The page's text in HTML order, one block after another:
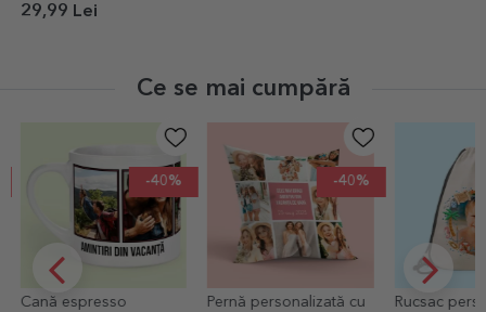
cu text - Baloane pentru
29,99 Lei
Ce se mai cumpără
-40%
Pernă personalizată cu
-20%
Rucsac personalizat cu
Printare